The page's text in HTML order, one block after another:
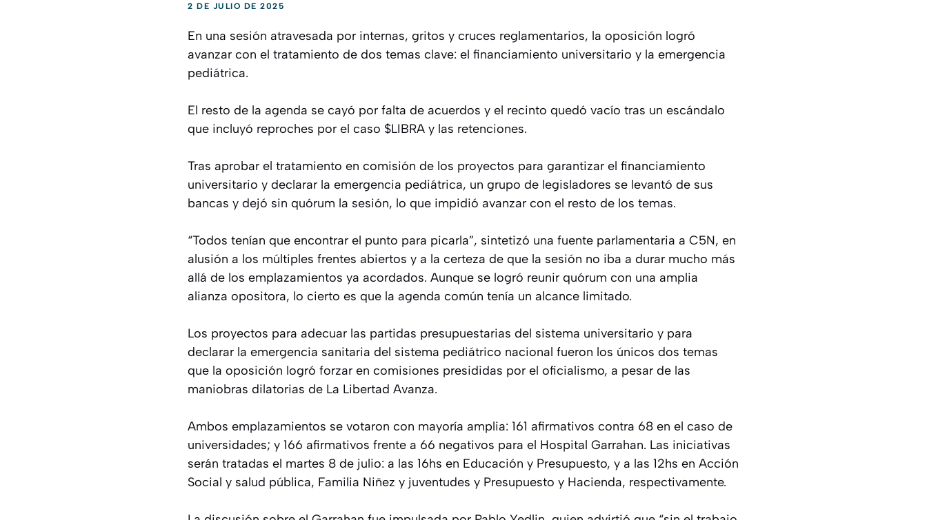
2 DE JULIO DE 2025
En una sesión atravesada por internas, gritos y cruces reglamentarios, la oposición logró
avanzar con el tratamiento de dos temas clave: el financiamiento universitario y la emergencia
pediátrica.
El resto de la agenda se cayó por falta de acuerdos y el recinto quedó vacío tras un escándalo
que incluyó reproches por el caso $LIBRA y las retenciones.
Tras aprobar el tratamiento en comisión de los proyectos para garantizar el financiamiento
universitario y declarar la emergencia pediátrica, un grupo de legisladores se levantó de sus
bancas y dejó sin quórum la sesión, lo que impidió avanzar con el resto de los temas.
“Todos tenían que encontrar el punto para picarla”, sintetizó una fuente parlamentaria a C5N, en
alusión a los múltiples frentes abiertos y a la certeza de que la sesión no iba a durar mucho más
allá de los emplazamientos ya acordados. Aunque se logró reunir quórum con una amplia
alianza opositora, lo cierto es que la agenda común tenía un alcance limitado.
Los proyectos para adecuar las partidas presupuestarias del sistema universitario y para
declarar la emergencia sanitaria del sistema pediátrico nacional fueron los únicos dos temas
que la oposición logró forzar en comisiones presididas por el oficialismo, a pesar de las
maniobras dilatorias de La Libertad Avanza.
Ambos emplazamientos se votaron con mayoría amplia: 161 afirmativos contra 68 en el caso de
universidades; y 166 afirmativos frente a 66 negativos para el Hospital Garrahan. Las iniciativas
serán tratadas el martes 8 de julio: a las 16hs en Educación y Presupuesto, y a las 12hs en Acción
Social y salud pública, Familia Niñez y juventudes y Presupuesto y Hacienda, respectivamente.